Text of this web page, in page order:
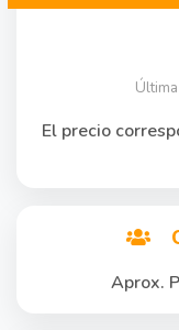
El precio
Aprox.